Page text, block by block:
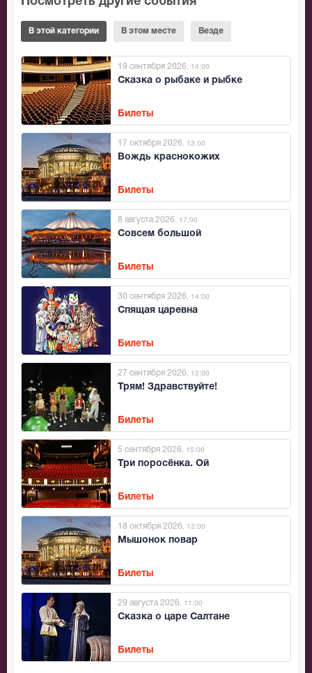
В этой категории В этом месте Везде
Сказка о рыбаке и рыбке
19 сентября 2026 , 14:00
Билеты
Вождь краснокожих
17 октября 2026 , 13:00
Билеты
Совсем большой
8 августа 2026 , 17:00
Билеты
Спящая царевна
30 сентября 2026 , 14:00
Билеты
Трям! Здравствуйте!
27 сентября 2026 , 12:00
Билеты
Три поросёнка. Ой
5 сентября 2026 , 15:00
Билеты
Мышонок повар
18 октября 2026 , 13:00
Билеты
Сказка о царе Салтане
29 августа 2026 , 11:00
Билеты